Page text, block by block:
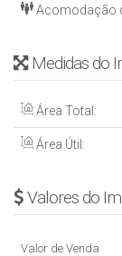
🏐 Quadra de vôlei
🎉 Salão de festas
💧 Fonte de água
💡 Por
Acomodação
Medidas do
Área Total:
Área Útil:
Valores do
Valor de Venda